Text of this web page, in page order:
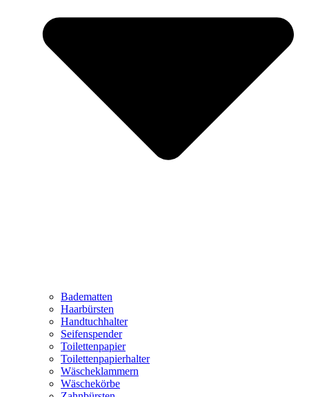
Badematten
Haarbürsten
Handtuchhalter
Seifenspender
Toilettenpapier
Toilettenpapierhalter
Wäscheklammern
Wäschekörbe